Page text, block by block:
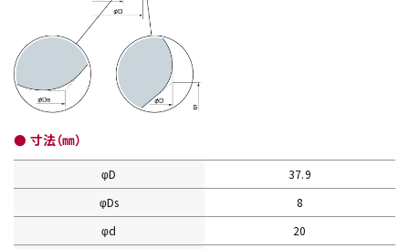
● 寸法（㎜）
φD
37.9
φDs
8
φd
20